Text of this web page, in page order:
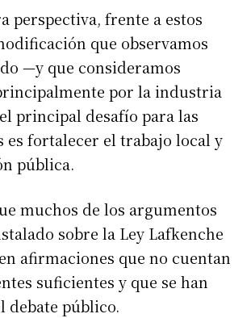
perspectiva, frente a estos
que observamos
—y que consideramos
por la industria
principal desafío para las
es fortalecer el trabajo local y
pública.
muchos de los argumentos
sobre la Ley Lafkenche
afirmaciones que no cuentan
suficientes y que se han
debate público.